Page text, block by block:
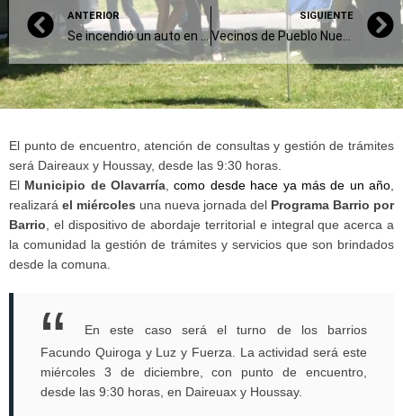
ANTERIOR
Se incendió un auto en el centro de la ciudad
SIGUIENTE
Vecinos de Pueblo Nuevo denuncian ruidos molestos: “en el barrio nadie duerme”
El punto de encuentro, atención de consultas y gestión de trámites
será Daireaux y Houssay, desde las 9:30 horas.
El Municipio de Olavarría,como desde hace ya más de un año,
realizará el miércoles una nueva jornada del Programa Barrio por
Barrio, el dispositivo de abordaje territorial e integral que acerca a
la comunidad la gestión de trámites y servicios que son brindados
desde la comuna.
En este caso será el turno de los barrios
Facundo Quiroga y Luz y Fuerza. La actividad será este
miércoles 3 de diciembre, con punto de encuentro,
desde las 9:30 horas, en Daireuax y Houssay.